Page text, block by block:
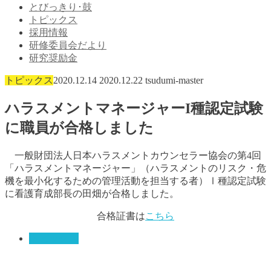
とびっきり･鼓
トピックス
採用情報
研修委員会だより
研究奨励金
トピックス 2020.12.14 2020.12.22 tsudumi-master
ハラスメントマネージャーI種認定試験
に職員が合格しました
一般財団法人日本ハラスメントカウンセラー協会の第4回
「ハラスメントマネージャー」（ハラスメントのリスク・危
機を最小化するための管理活動を担当する者）Ⅰ種認定試験
に看護育成部長の田畑が合格しました。
合格証書はこちら